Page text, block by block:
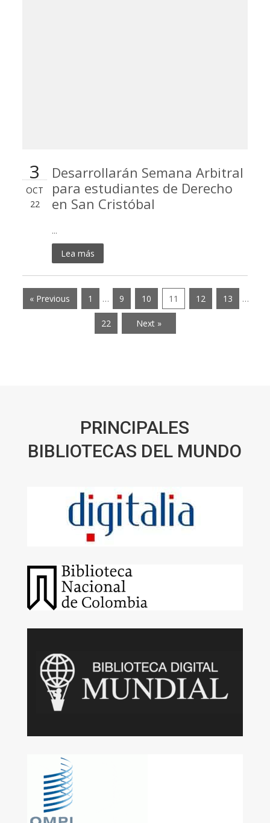
3
OCT
22
Desarrollarán Semana Arbitral
para estudiantes de Derecho
en San Cristóbal
...
Lea más
« Previous 1 … 9 10 11 12 13 …
22 Next »
PRINCIPALES
BIBLIOTECAS DEL MUNDO